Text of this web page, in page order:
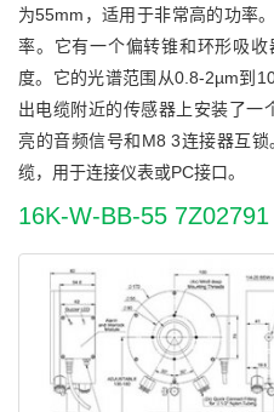
为55mm，适用于非常高的功率
率。它有一个偏转锥和环形吸
度。它的光谱范围从0.8-2µm到
出电缆附近的传感器上安装了一
亮的音频信号和M8 3连接器互
缆，用于连接仪表或PC接口。
16K-W-BB-55